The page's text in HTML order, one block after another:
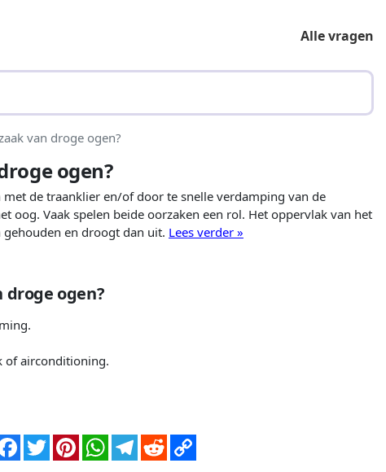
Alle vragen
van droge ogen?
ogen?
de traanklier en/of door te snelle verdamping van de
oog. Vaak spelen beide oorzaken een rol. Het oppervlak van het
en droogt dan uit. Lees verder »
droge ogen?
of airconditioning.